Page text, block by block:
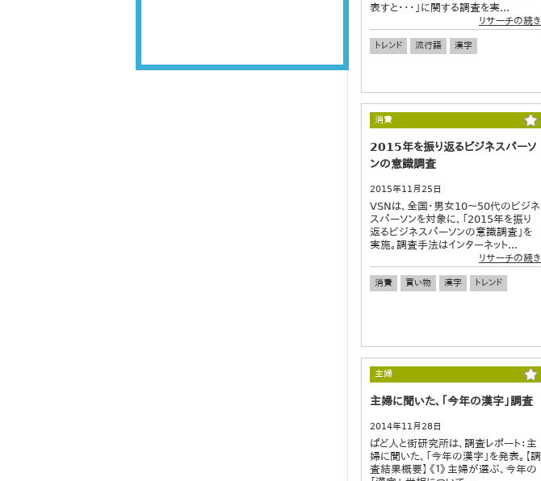
表すと・・・」に関する調査を実...
リサーチの続き
トレンド 流行語 漢字
消費
2015年を振り返るビジネスパーソ
ンの意識調査
2015年11月25日
VSNは、全国・男女10～50代のビジネ
スパーソンを対象に、「2015年を振り
返るビジネスパーソンの意識調査」を
実施。調査手法はインターネット...
リサーチの続き
消費 買い物 漢字 トレンド
主婦
主婦に聞いた、「今年の漢字」調査
2014年11月28日
ぱど人と街研究所は、調査レポート：主
婦に聞いた、「今年の漢字」を発表。【調
査結果概要】《１》主婦が選ぶ、今年の